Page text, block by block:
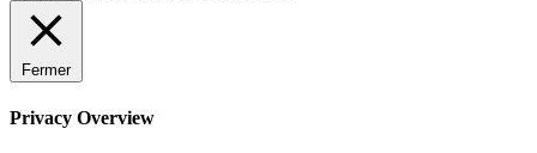
Fermer
Privacy Overview